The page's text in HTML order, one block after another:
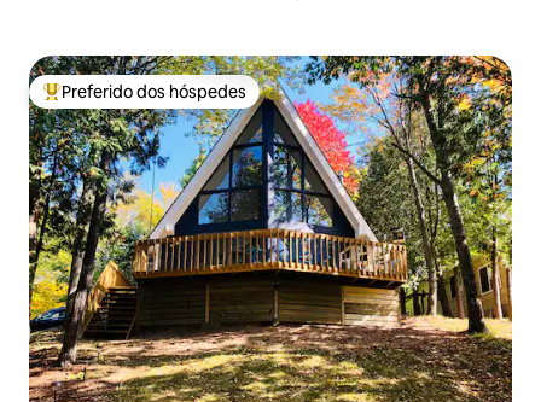
Entre os melhores preferidos dos hóspedes
Preferido dos hóspedes